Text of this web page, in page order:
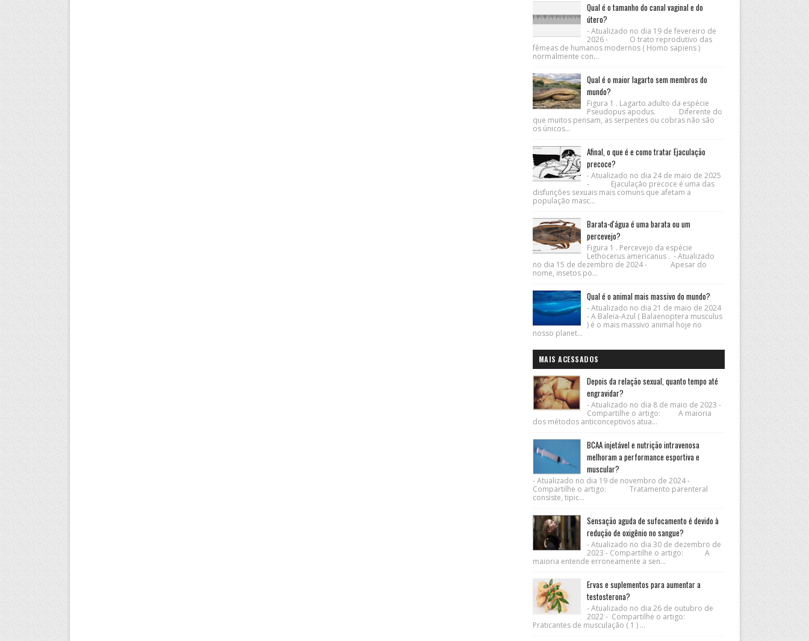
Qual é o tamanho do canal vaginal e do
útero?
- Atualizado no dia 19 de fevereiro de
2026 - O trato reprodutivo das
fêmeas de humanos modernos ( Homo sapiens )
normalmente con...
Qual é o maior lagarto sem membros do
mundo?
Figura 1 . Lagarto adulto da espécie
Pseudopus apodus. Diferente do
que muitos pensam, as serpentes ou cobras não são
os únicos...
Afinal, o que é e como tratar Ejaculação
precoce?
- Atualizado no dia 24 de maio de 2025
- Ejaculação precoce é uma das
disfunções sexuais mais comuns que afetam a
população masc...
Barata-d'água é uma barata ou um
percevejo?
Figura 1 . Percevejo da espécie
Lethocerus americanus . - Atualizado
no dia 15 de dezembro de 2024 - Apesar do
nome, insetos po...
Qual é o animal mais massivo do mundo?
- Atualizado no dia 21 de maio de 2024
- A Baleia-Azul ( Balaenoptera musculus
) é o mais massivo animal hoje no
nosso planet...
MAIS ACESSADOS
Depois da relação sexual, quanto tempo até
engravidar?
- Atualizado no dia 8 de maio de 2023 -
Compartilhe o artigo: A maioria
dos métodos anticonceptivos atua...
BCAA injetável e nutrição intravenosa
melhoram a performance esportiva e
muscular?
- Atualizado no dia 19 de novembro de 2024 -
Compartilhe o artigo: Tratamento parenteral
consiste, tipic...
Sensação aguda de sufocamento é devido à
redução de oxigênio no sangue?
- Atualizado no dia 30 de dezembro de
2023 - Compartilhe o artigo: A
maioria entende erroneamente a sen...
Ervas e suplementos para aumentar a
testosterona?
- Atualizado no dia 26 de outubro de
2022 - Compartilhe o artigo:
Praticantes de musculação ( 1 ) ...